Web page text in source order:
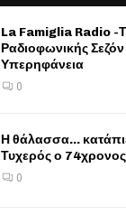
La Famiglia Radio -
Ραδιοφωνικής
Υπερηφάνεια
0
Η θάλασσα…
Τυχερός ο
0